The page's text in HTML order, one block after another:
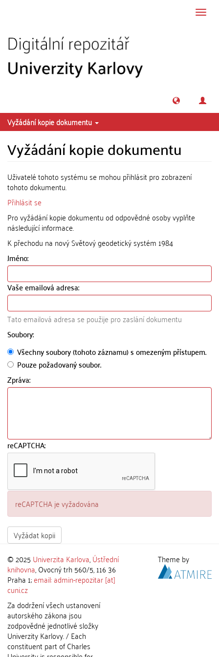
Vyžádání kopie dokumentu
Vyžádání kopie dokumentu
Uživatelé tohoto systému se mohou přihlásit pro zobrazení
tohoto dokumentu.
Přihlásit se
Pro vyžádání kopie dokumentu od odpovědné osoby vyplňte
následující informace.
K přechodu na nový Světový geodetický systém 1984
Jméno:
Vaše emailová adresa:
Tato emailová adresa se použije pro zaslání dokumentu
Soubory:
Všechny soubory (tohoto záznamu) s omezeným přístupem.
Pouze požadovaný soubor.
Zpráva:
reCAPTCHA:
reCAPTCHA je vyžadována
Vyžádat kopii
© 2025 Univerzita Karlova,Ústřední
knihovna, Ovocný trh 560/5, 116 36
Praha 1;email: admin-repozitar [at]
cuni.cz
Za dodržení všech ustanovení
autorského zákona jsou
zodpovědné jednotlivé složky
Univerzity Karlovy. / Each
constituent part of Charles
Theme by